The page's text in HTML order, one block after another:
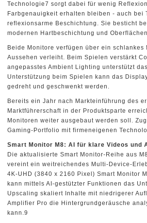
Technologie7 sorgt dabei für wenig
Farbgenauigkeit erhalten bleiben - auch bei
reflexionsarme Beschichtung. Sie besticht
modernen Hartbeschichtung und
Beide Monitore verfügen über ein
Aussehen verleiht. Beim Spielen verstärkt
angepasstes Ambient Lighting unterstützt
Unterstützung beim Spielen kann das
gedreht und geschwenkt werden.
Bereits ein Jahr nach Markteinführung des
Marktführerschaft in der Produktsparte
Monitoren weiter ausgebaut werden soll.
Gaming-Portfolio mit firmeneigenen
Smart Monitor M8: AI für klare Videos und
Die aktualisierte Smart Monitor-Reihe aus
vereint ein weitreichendes Multi-Device-
4K-UHD (3840 x 2160 Pixel) Smart Monitor
kann mittels AI-gestützter Funktionen das
Upscaling skaliert Inhalte mit niedrigerer
Amplifier Pro die Hintergrundgeräusche
kann.9